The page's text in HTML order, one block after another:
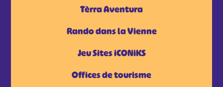
Tèrra Aventura
Rando dans la Vienne
Jeu Sites iCONiKS
Offices de tourisme